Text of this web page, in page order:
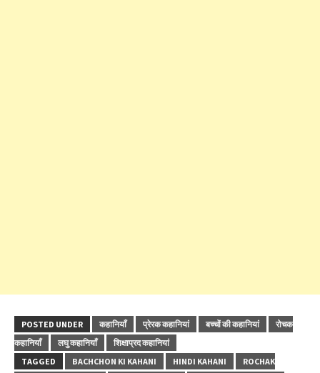
POSTED UNDER कहानियाँ प्रेरक कहानियां बच्चों की कहानियां
रोचक
कहानियाँ
लघु कहानियाँ
शिक्षाप्रद कहानियां
TAGGED
BACHCHON KI KAHANI HINDI KAHANI
ROCHAK